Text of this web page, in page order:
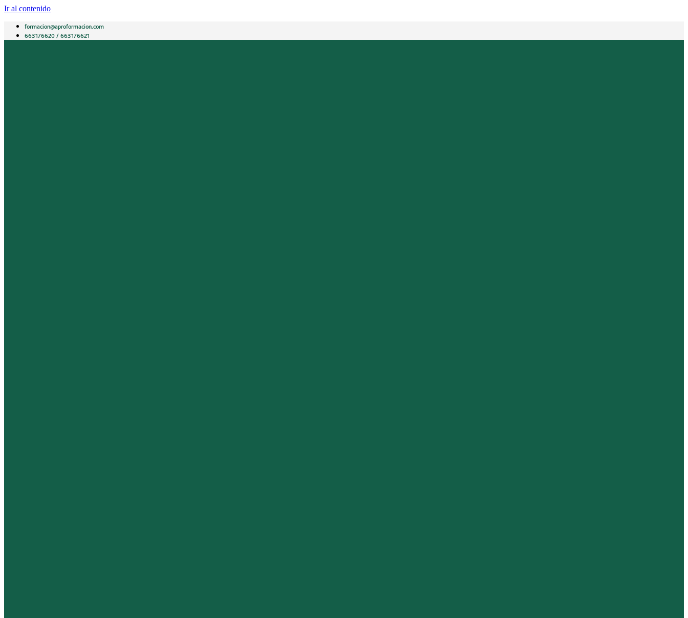
Ir al contenido
formacion@aproformacion.com
663176620 / 663176621